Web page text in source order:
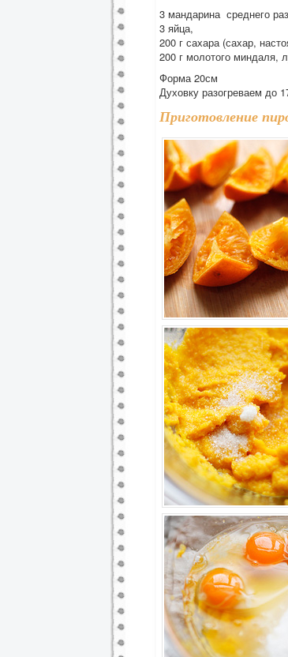
3 мандарина среднего
3 яйца,
200 г сахара (сахар,
200 г молотого миндаля,
Форма 20см
Духовку разогреваем до
Приготовление